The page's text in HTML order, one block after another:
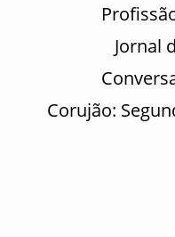
Jornal
Corujão: